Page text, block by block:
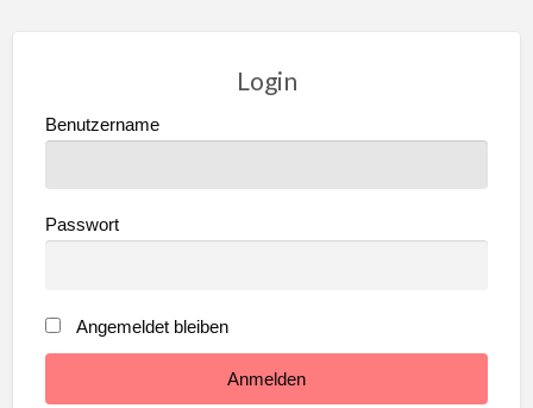
Login
Benutzername
Passwort
Angemeldet bleiben